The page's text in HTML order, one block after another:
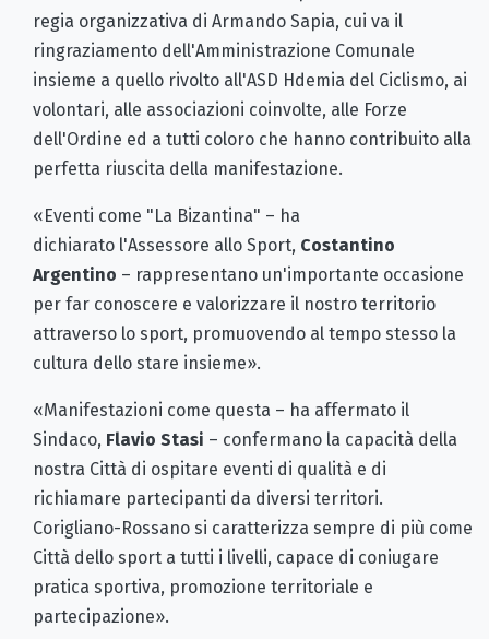
regia organizzativa di Armando Sapia, cui va il
ringraziamento dell'Amministrazione Comunale
insieme a quello rivolto all'ASD Hdemia del Ciclismo, ai
volontari, alle associazioni coinvolte, alle Forze
dell'Ordine ed a tutti coloro che hanno contribuito alla
perfetta riuscita della manifestazione.
«Eventi come "La Bizantina" – ha
dichiarato l'Assessore allo Sport, Costantino
Argentino – rappresentano un'importante occasione
per far conoscere e valorizzare il nostro territorio
attraverso lo sport, promuovendo al tempo stesso la
cultura dello stare insieme».
«Manifestazioni come questa – ha affermato il
Sindaco, Flavio Stasi – confermano la capacità della
nostra Città di ospitare eventi di qualità e di
richiamare partecipanti da diversi territori.
Corigliano-Rossano si caratterizza sempre di più come
Città dello sport a tutti i livelli, capace di coniugare
pratica sportiva, promozione territoriale e
partecipazione».